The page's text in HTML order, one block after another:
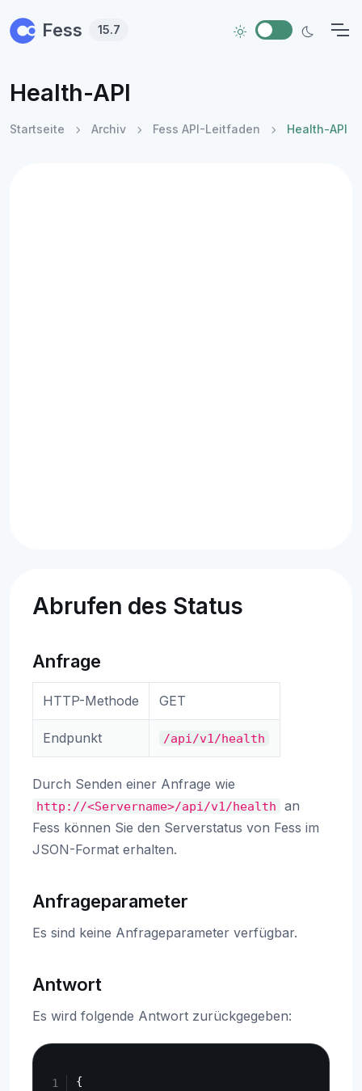
Fess 15.7
Health-API
Startseite Archiv Fess API-Leitfaden Health-API
Abrufen des Status
Anfrage
HTTP-Methode GET
Endpunkt /api/v1/health
Durch Senden einer Anfrage wie
http://<Servername>/api/v1/health
an
Fess können Sie den Serverstatus von Fess im
JSON-Format erhalten.
Anfrageparameter
Es sind keine Anfrageparameter verfügbar.
Antwort
Es wird folgende Antwort zurückgegeben:
{